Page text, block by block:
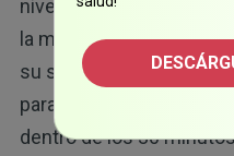
niveles de melatonina,
la mayor parte del día
su sistema nervioso
para dormir bien. Lo
dentro de los 30